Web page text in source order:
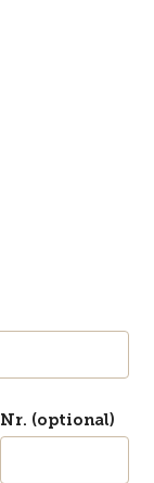
Nr. (optional)